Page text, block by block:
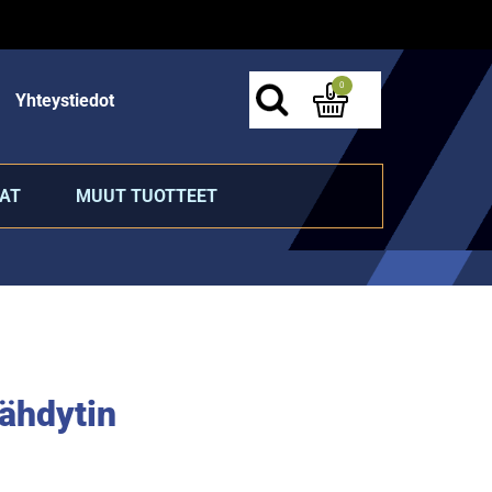
Yhteystiedot
0
MUUT TUOTTEET